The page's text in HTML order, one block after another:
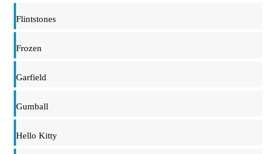
Flintstones
Frozen
Garfield
Gumball
Hello Kitty